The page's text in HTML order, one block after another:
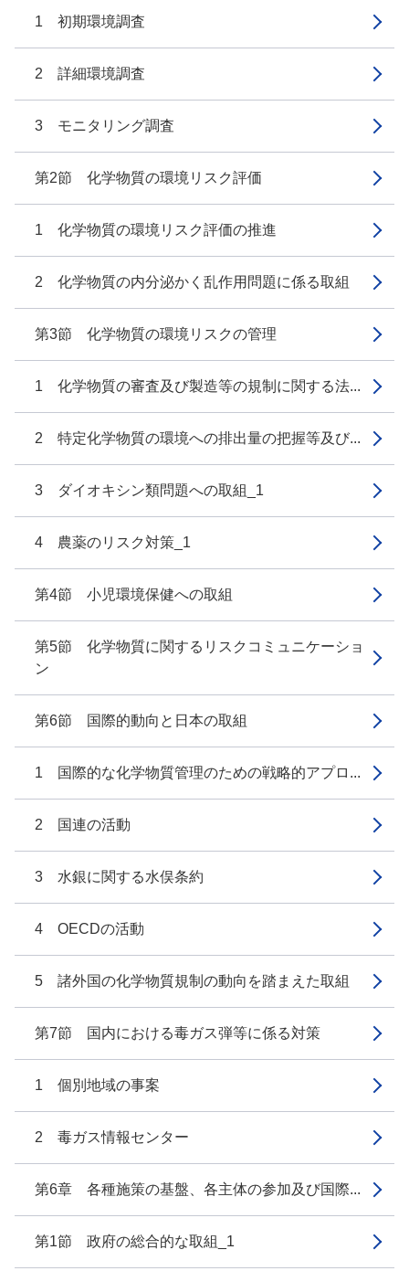
1 初期環境調査
2 詳細環境調査
3 モニタリング調査
第2節 化学物質の環境リスク評価
1 化学物質の環境リスク評価の推進
2 化学物質の内分泌かく乱作用問題に係る取組
第3節 化学物質の環境リスクの管理
1 化学物質の審査及び製造等の規制に関する法...
2 特定化学物質の環境への排出量の把握等及び...
3 ダイオキシン類問題への取組_1
4 農薬のリスク対策_1
第4節 小児環境保健への取組
第5節 化学物質に関するリスクコミュニケーショ
ン
第6節 国際的動向と日本の取組
1 国際的な化学物質管理のための戦略的アプロ...
2 国連の活動
3 水銀に関する水俣条約
4 OECDの活動
5 諸外国の化学物質規制の動向を踏まえた取組
第7節 国内における毒ガス弾等に係る対策
1 個別地域の事案
2 毒ガス情報センター
第6章 各種施策の基盤、各主体の参加及び国際...
第1節 政府の総合的な取組_1